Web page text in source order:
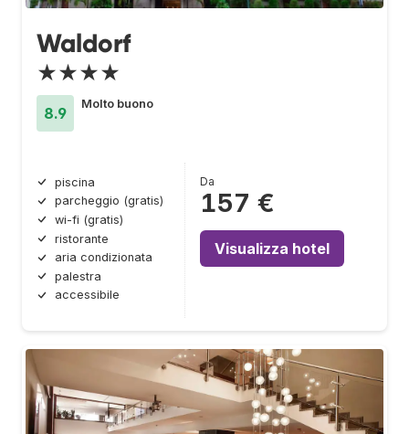
Waldorf
★★★★
8.9
Molto buono
piscina
parcheggio (gratis)
wi-fi (gratis)
ristorante
aria condizionata
palestra
accessibile
Da
157 €
Visualizza hotel